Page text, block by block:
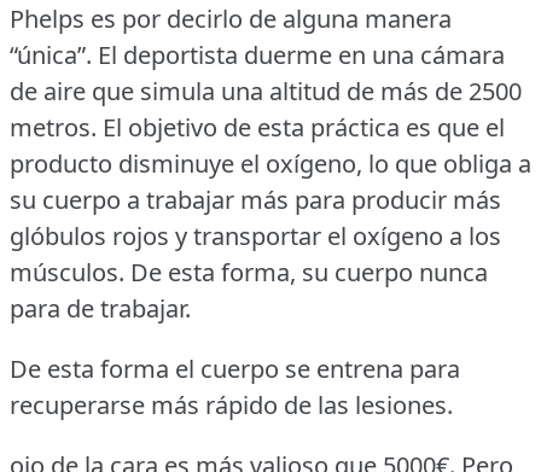
Phelps es por decirlo de alguna manera
“única”. El deportista duerme en una cámara
de aire que simula una altitud de más de 2500
metros. El objetivo de esta práctica es que el
producto disminuye el oxígeno, lo que obliga a
su cuerpo a trabajar más para producir más
glóbulos rojos y transportar el oxígeno a los
músculos. De esta forma, su cuerpo nunca
para de trabajar.
De esta forma el cuerpo se entrena para
recuperarse más rápido de las lesiones.
ojo de la cara es más valioso que 5000€. Pero